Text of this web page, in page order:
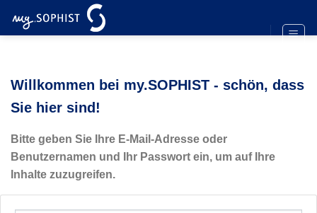
Inhalt
Willkommen bei my.SOPHIST - schön, dass
Sie hier sind!
Bitte geben Sie Ihre E-Mail-Adresse oder
Benutzernamen und Ihr Passwort ein, um auf Ihre
Inhalte zuzugreifen.